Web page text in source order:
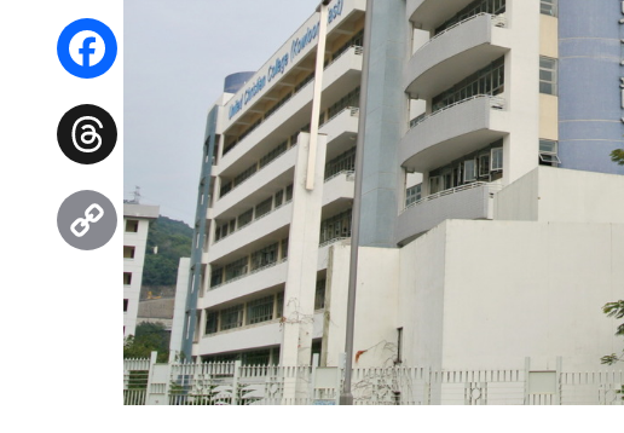
WhatsApp
Facebook
Threads
Copy
Link